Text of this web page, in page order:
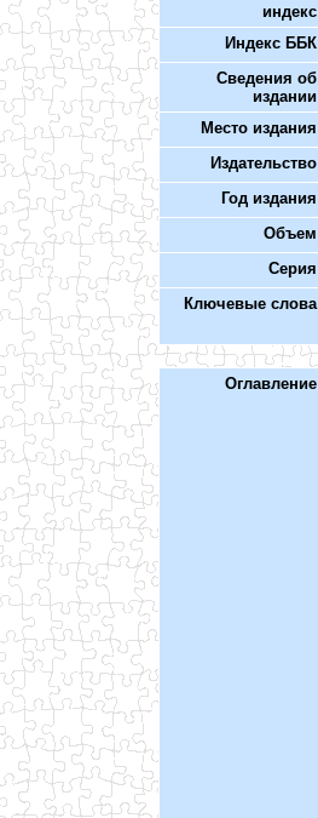
индекс
Индекс ББК
Сведения об
издании
Место издания
Издательство
Год издания
Объем
Серия
Ключевые слова
Оглавление